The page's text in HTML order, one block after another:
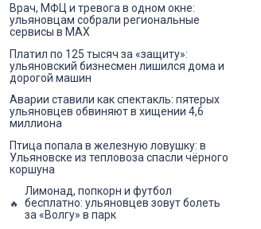
Врач, МФЦ и тревога в одном окне:
ульяновцам собрали региональные
сервисы в MAX
Платил по 125 тысяч за «защиту»:
ульяновский бизнесмен лишился дома и
дорогой машин
Аварии ставили как спектакль: пятерых
ульяновцев обвиняют в хищении 4,6
миллиона
Птица попала в железную ловушку: в
Ульяновске из тепловоза спасли чёрного
коршуна
Лимонад, попкорн и футбол
бесплатно: ульяновцев зовут болеть
за «Волгу» в парк